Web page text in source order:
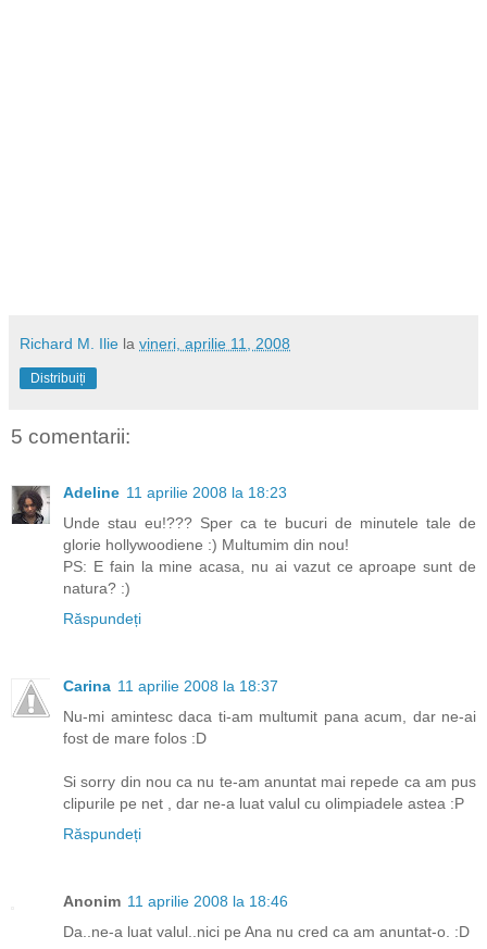
Richard M. Ilie la vineri, aprilie 11, 2008
Distribuiți
5 comentarii:
Adeline 11 aprilie 2008 la 18:23
Unde stau eu!??? Sper ca te bucuri de minutele tale de
glorie hollywoodiene :) Multumim din nou!
PS: E fain la mine acasa, nu ai vazut ce aproape sunt de
natura? :)
Răspundeți
Carina 11 aprilie 2008 la 18:37
Nu-mi amintesc daca ti-am multumit pana acum, dar ne-ai
fost de mare folos :D
Si sorry din nou ca nu te-am anuntat mai repede ca am pus
clipurile pe net , dar ne-a luat valul cu olimpiadele astea :P
Răspundeți
Anonim 11 aprilie 2008 la 18:46
Da..ne-a luat valul..nici pe Ana nu cred ca am anuntat-o. :D